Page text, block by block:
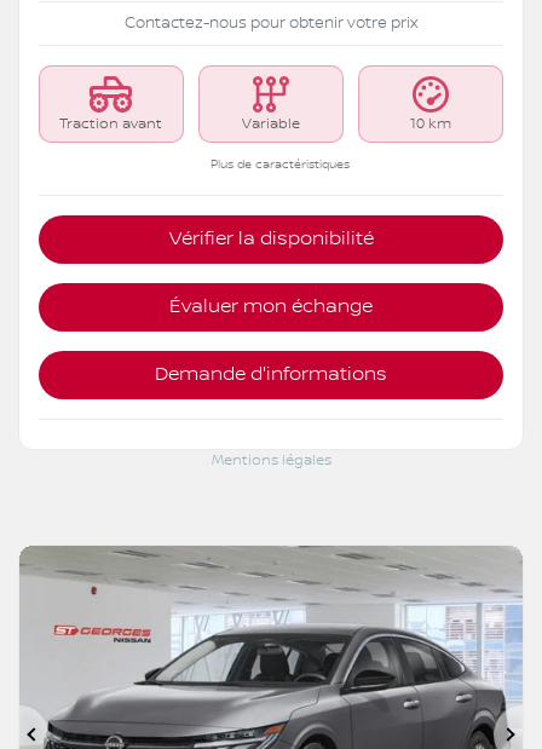
Contactez-nous pour obtenir votre prix
Traction avant Variable 10 km
Plus de caractéristiques
Vérifier la disponibilité
Évaluer mon échange
Demande d'informations
Mentions légales